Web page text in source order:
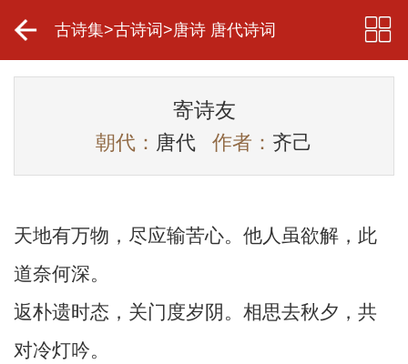
古诗集>古诗词 >唐诗 唐代诗词
寄诗友
朝代： 唐代 作者： 齐己
天地有万物，尽应输苦心。他人虽欲解，此
道奈何深。
返朴遗时态，关门度岁阴。相思去秋夕，共
对冷灯吟。